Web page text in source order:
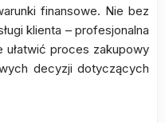
finansowe. Nie bez
klienta – profesjonalna
ułatwić proces zakupowy
decyzji dotyczących